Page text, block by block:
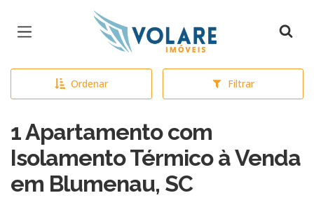
Página inicial
Ordenar Filtrar
1 Apartamento com
Isolamento Térmico à Venda
em Blumenau, SC